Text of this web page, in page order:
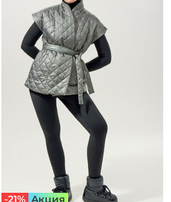
-21% Aкция